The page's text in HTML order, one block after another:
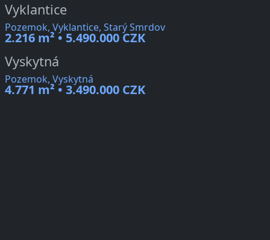
Vyklantice
Pozemok, Vyklantice, Starý Smrdov
2.216 m² • 5.490.000 CZK
Vyskytná
Pozemok, Vyskytná
4.771 m² • 3.490.000 CZK